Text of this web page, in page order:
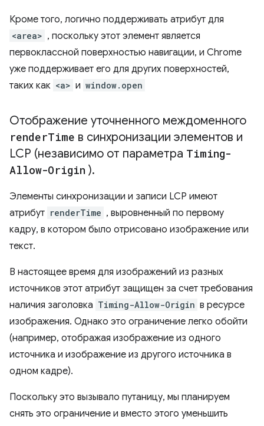
Кроме того, логично поддерживать атрибут для
<area> , поскольку этот элемент является
первоклассной поверхностью навигации, и Chrome
уже поддерживает его для других поверхностей,
таких как <a> и window.open
Отображение уточненного междоменного
renderTime в синхронизации элементов и
LCP (независимо от параметра Timing-
Allow-Origin ).
Элементы синхронизации и записи LCP имеют
атрибут renderTime , выровненный по первому
кадру, в котором было отрисовано изображение или
текст.
В настоящее время для изображений из разных
источников этот атрибут защищен за счет требования
наличия заголовка Timing-Allow-Origin в ресурсе
изображения. Однако это ограничение легко обойти
(например, отображая изображение из одного
источника и изображение из другого источника в
одном кадре).
Поскольку это вызывало путаницу, мы планируем
снять это ограничение и вместо этого уменьшить